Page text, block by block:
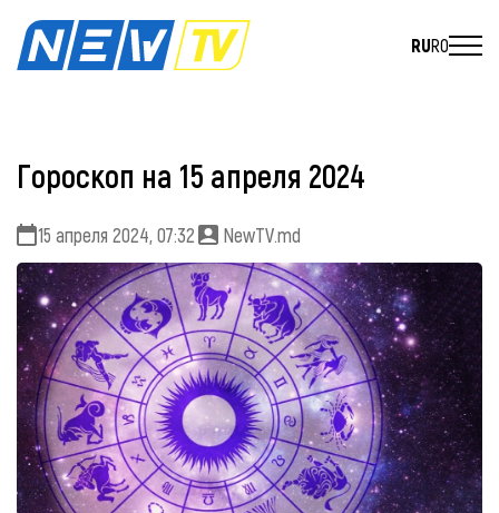
RURO
Гороскоп на 15 апреля 2024
15 апреля 2024, 07:32 NewTV.md